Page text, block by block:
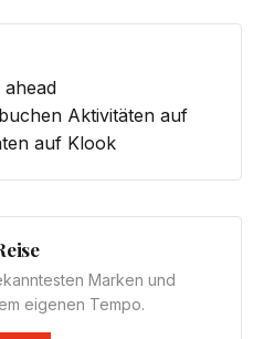
ahead
Aktivitäten auf
auf Klook
Marken und
eigenen Tempo.